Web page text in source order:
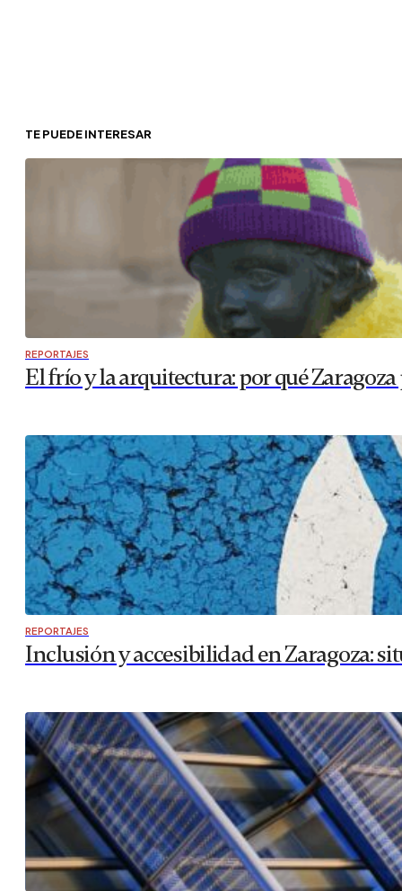
TE PUEDE INTERESAR
REPORTAJES
El frío y la arquitectura: por qué
REPORTAJES
Inclusión y accesibilidad en Zaragoza: